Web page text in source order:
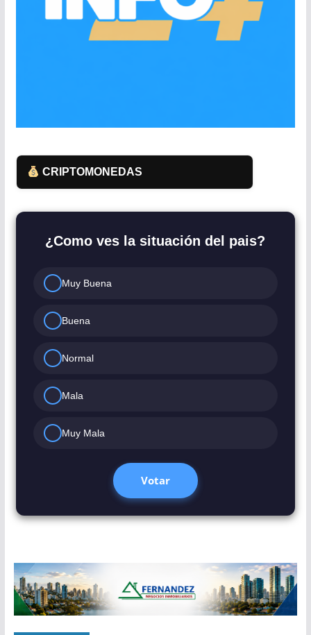
CRIPTOMONEDAS
¿Como ves la situación del pais?
Muy Buena
Buena
Normal
Mala
Muy Mala
Votar